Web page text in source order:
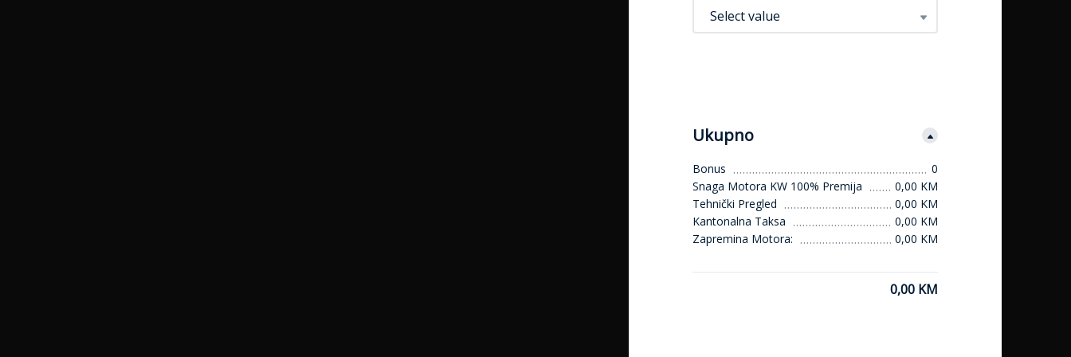
Select value
Ukupno
Bonus
0
Snaga Motora KW 100% Premija
0,00 KM
Tehnički Pregled
0,00 KM
Kantonalna Taksa
0,00 KM
Zapremina Motora:
0,00 KM
0,00 KM